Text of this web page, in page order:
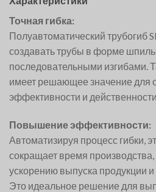
Точная гибка:
Полуавтоматический трубогиб
создавать трубы в форме
последовательными изгибами.
имеет решающее значение для
эффективности и
Повышение эффективности:
Автоматизируя процесс гибки,
сокращает время производства,
ускорению выпуска продукции
Это идеальное решение для